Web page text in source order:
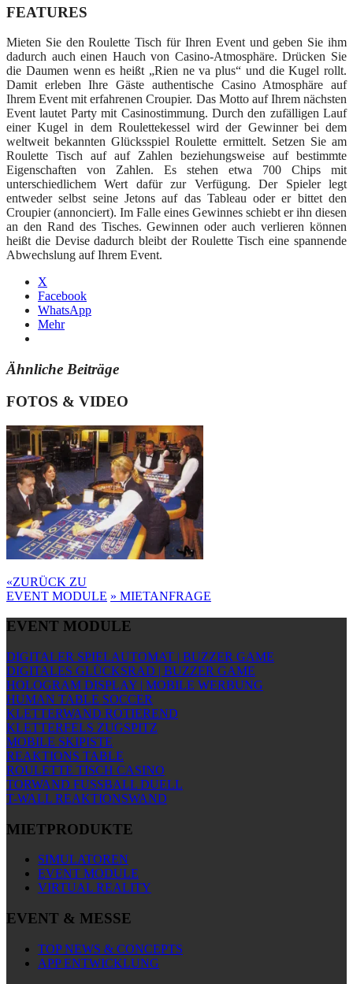
FEATURES
Mieten Sie den Roulette Tisch für Ihren Event und geben Sie ihm
dadurch auch einen Hauch von Casino-Atmosphäre. Drücken Sie
die Daumen wenn es heißt „Rien ne va plus“ und die Kugel rollt.
Damit erleben Ihre Gäste authentische Casino Atmosphäre auf
Ihrem Event mit erfahrenen Croupier. Das Motto auf Ihrem nächsten
Event lautet Party mit Casinostimmung. Durch den zufälligen Lauf
einer Kugel in dem Roulettekessel wird der Gewinner bei dem
weltweit bekannten Glücksspiel Roulette ermittelt. Setzen Sie am
Roulette Tisch auf auf Zahlen beziehungsweise auf bestimmte
Eigenschaften von Zahlen. Es stehen etwa 700 Chips mit
unterschiedlichem Wert dafür zur Verfügung. Der Spieler legt
entweder selbst seine Jetons auf das Tableau oder er bittet den
Croupier (annonciert). Im Falle eines Gewinnes schiebt er ihn diesen
an den Rand des Tisches. Gewinnen oder auch verlieren können
heißt die Devise dadurch bleibt der Roulette Tisch eine spannende
Abwechslung auf Ihrem Event.
X
Facebook
WhatsApp
Mehr
Ähnliche Beiträge
FOTOS & VIDEO
«ZURÜCK ZU
EVENT MODULE » MIETANFRAGE
EVENT MODULE
DIGITALER SPIELAUTOMAT | BUZZER GAME
DIGITALES GLÜCKSRAD | BUZZER GAME
HOLOGRAM DISPLAY | MOBILE WERBUNG
HUMAN TABLE SOCCER
KLETTERWAND ROTIEREND
KLETTERFELS ZUGSPITZ
MOBILE SKIPISTE
REAKTIONS TABLE
ROULETTE TISCH CASINO
TORWAND FUSSBALL DUELL
T-WALL REAKTIONSWAND
MIETPRODUKTE
SIMULATOREN
EVENT MODULE
VIRTUAL REALITY
EVENT & MESSE
TOP NEWS & CONCEPTS
APP ENTWICKLUNG